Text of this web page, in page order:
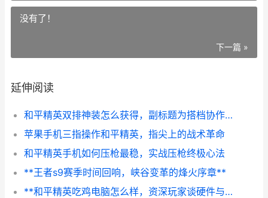
没有了！
下一篇 »
延伸阅读
和平精英双排神装怎么获得，副标题为搭档协作与物资争夺之道
苹果手机三指操作和平精英，指尖上的战术革命
和平精英手机如何压枪最稳，实战压枪终极心法
**王者s9赛季时间回响，峡谷变革的烽火序章**
**和平精英吃鸡电脑怎么样，资深玩家谈硬件与体验的融合**